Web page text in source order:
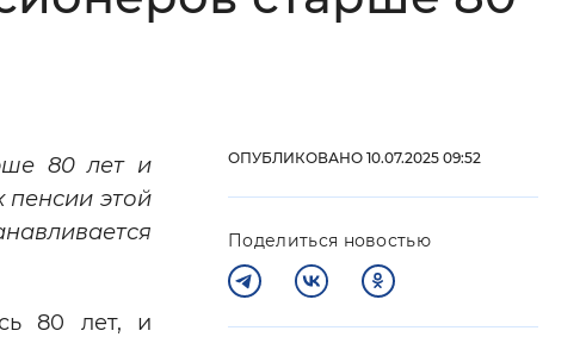
80 лет и
этой
80 лет, и
ОПУБЛИКОВАНО 10.07.2025 09:52
Поделиться новостью